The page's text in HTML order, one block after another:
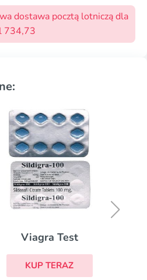
dostawa pocztą lotniczą dla
734,73
Test
TERAZ